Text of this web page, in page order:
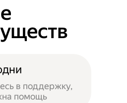
в поддержку,
помощь